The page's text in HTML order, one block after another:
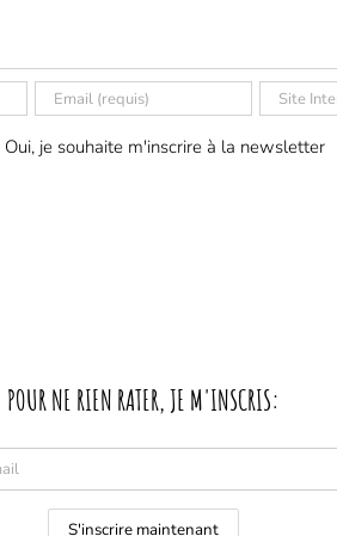
Oui, je souhaite m'inscrire à la newsletter
POUR NE RIEN RATER, JE M'INSCRIS: